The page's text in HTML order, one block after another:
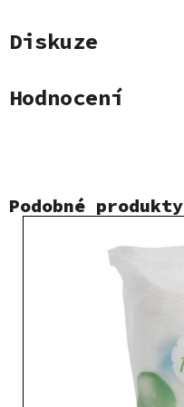
Diskuze
Hodnocení
Podobné produkty